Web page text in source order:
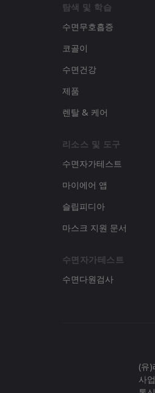
탐색 및 학습
수면무호흡증
코골이
수면건강
제품
렌탈 & 케어
리소스 및 도구
수면자가테스트
마이에어 앱
슬립피디아
마스크 지원 문서
수면자가테스트
수면다원검사
(유
사